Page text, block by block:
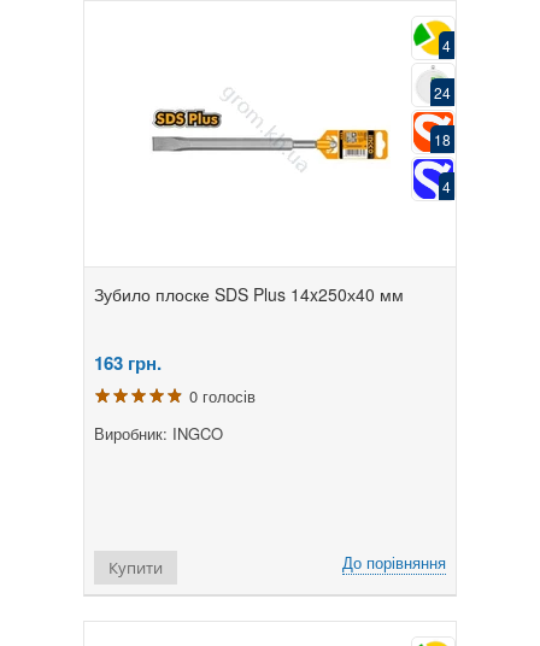
4
24
18
4
Зубило плоске SDS Plus 14x250х40 мм
163 грн.
0 голосів
Виробник: INGCO
До порівняння
Купити